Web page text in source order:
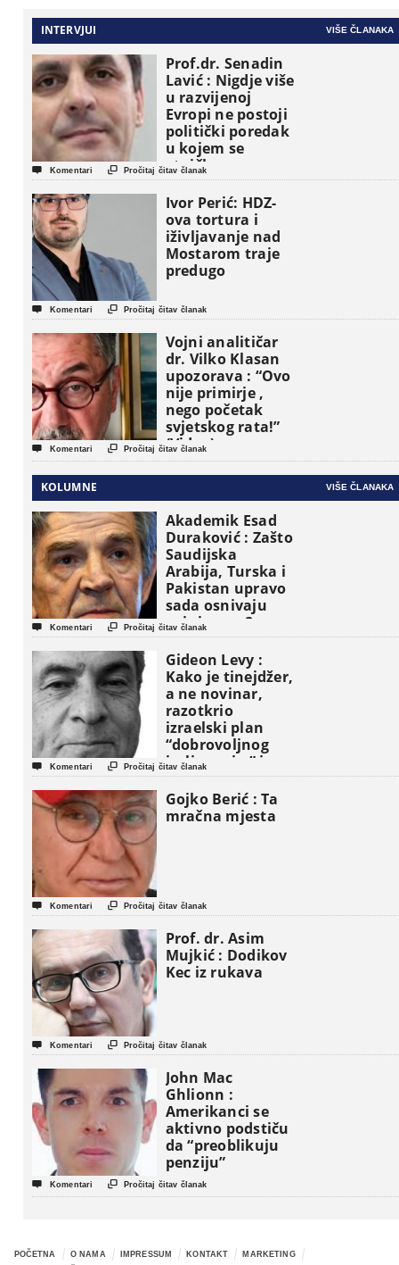
INTERVJUI VIŠE ČLANAKA
Prof.dr. Senadin
Lavić : Nigdje više
u razvijenoj
Evropi ne postoji
politički poredak
u kojem se
etničke grupe
pojavljuju kao
osnovne
političke jedinice
 Komentari  Pročitaj čitav članak
Ivor Perić: HDZ-
ova tortura i
iživljavanje nad
Mostarom traje
predugo
 Komentari  Pročitaj čitav članak
Vojni analitičar
dr. Vilko Klasan
upozorava : “Ovo
nije primirje ,
nego početak
svjetskog rata!”
(Video)
 Komentari  Pročitaj čitav članak
KOLUMNE VIŠE ČLANAKA
Akademik Esad
Duraković : Zašto
Saudijska
Arabija, Turska i
Pakistan upravo
sada osnivaju
vojni savez?
 Komentari  Pročitaj čitav članak
Gideon Levy :
Kako je tinejdžer,
a ne novinar,
razotkrio
izraelski plan
“dobrovoljnog
iseljavanja ” iz
Gaze
 Komentari  Pročitaj čitav članak
Gojko Berić : Ta
mračna mjesta
 Komentari  Pročitaj čitav članak
Prof. dr. Asim
Mujkić : Dodikov
Kec iz rukava
 Komentari  Pročitaj čitav članak
John Mac
Ghlionn :
Amerikanci se
aktivno podstiču
da “preoblikuju
penziju”
 Komentari  Pročitaj čitav članak
POČETNA O NAMA IMPRESSUM KONTAKT MARKETING